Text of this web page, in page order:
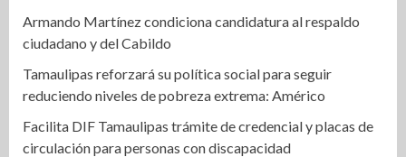
Armando Martínez condiciona candidatura al respaldo
ciudadano y del Cabildo
Tamaulipas reforzará su política social para seguir
reduciendo niveles de pobreza extrema: Américo
Facilita DIF Tamaulipas trámite de credencial y placas de
circulación para personas con discapacidad